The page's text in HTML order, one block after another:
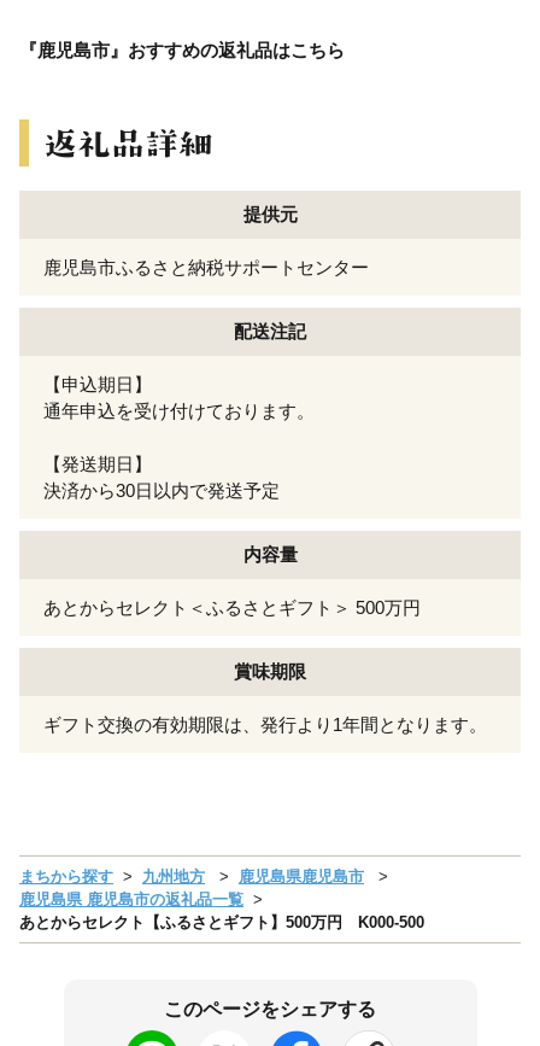
『鹿児島市』おすすめの返礼品はこちら
提供元
鹿児島市ふるさと納税サポートセンター
配送注記
【申込期日】
通年申込を受け付けております。
【発送期日】
決済から30日以内で発送予定
内容量
あとからセレクト＜ふるさとギフト＞ 500万円
賞味期限
ギフト交換の有効期限は、発行より1年間となります。
まちから探す 九州地方
鹿児島県鹿児島市
鹿児島県 鹿児島市の返礼品一覧
あとからセレクト【ふるさとギフト】500万円 K000-500
このページをシェアする